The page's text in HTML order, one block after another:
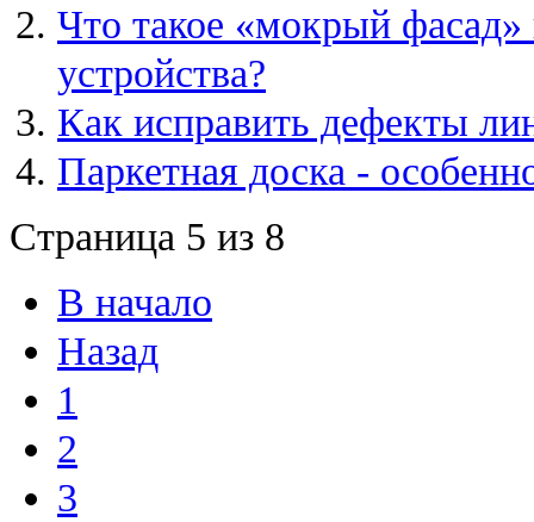
Что такое «мокрый
устройства?
Как исправить дефекты
Паркетная доска -
Страница 5 из 8
В начало
Назад
1
2
3